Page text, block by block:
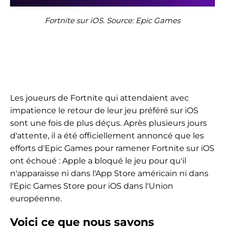
Fortnite sur iOS. Source: Epic Games
Les joueurs de Fortnite qui attendaient avec
impatience le retour de leur jeu préféré sur iOS
sont une fois de plus déçus. Après plusieurs jours
d'attente, il a été officiellement annoncé que les
efforts d'Epic Games pour ramener Fortnite sur iOS
ont échoué : Apple a bloqué le jeu pour qu'il
n'apparaisse ni dans l'App Store américain ni dans
l'Epic Games Store pour iOS dans l'Union
européenne.
Voici ce que nous savons